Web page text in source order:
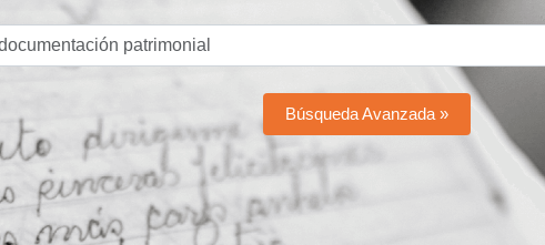
Búsqueda Avanzada »